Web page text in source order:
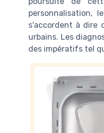
personnalisation,
s'accordent à dire
urbains. Les
des impératifs tel